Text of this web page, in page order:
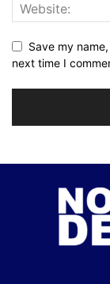
Save my
next time I